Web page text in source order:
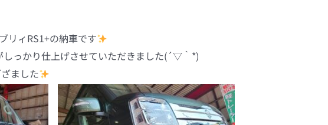
リィRS1+の納車です
しっかり仕上げさせていただきました(´▽｀*)
ました